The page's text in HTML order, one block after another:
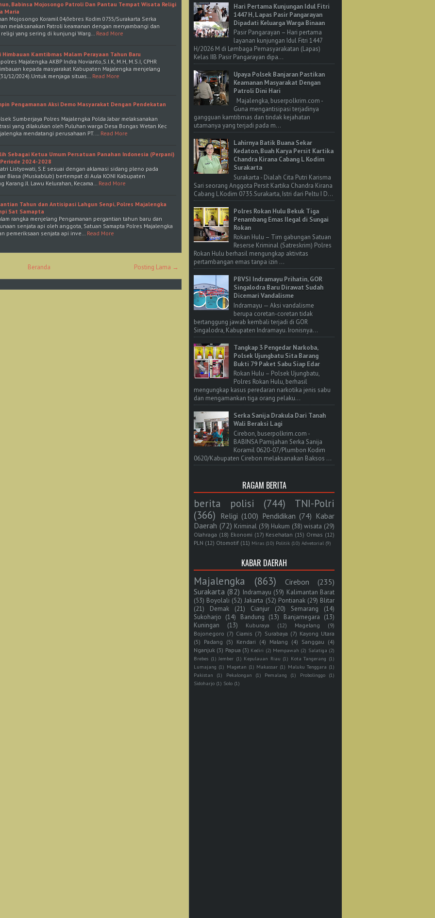
Babinsa Mojosongo Patroli Dan Pantau Tempat Wisata Religi
Maria
Mojosongo Koramil 04/Jebres Kodim 0735/Surakarta Serka
melaksanakan Patroli keamanan dengan menyambangi dan
yang sering di kunjungi Warg… Read More
Kamtibmas Malam Perayaan Tahun Baru
Majalengka AKBP Indra Novianto,S.I.K, M.H, M.S.I, CPHR
kepada masyarakat Kabupaten Majalengka menjelang
12/2024).Untuk menjaga situas… Read More
Pengamanan Aksi Demo Masyarakat Dengan Pendekatan
Sumberjaya Polres Majalengka Polda Jabar melaksanakan
yang dilakukan oleh Puluhan warga Desa Bongas Wetan Kec
mendatangi perusahaan PT.… Read More
Sebagai Ketua Umum Persatuan Panahan Indonesia (Perpani)
2024-2028
Listyowati, S.E sesuai dengan aklamasi sidang pleno pada
Biasa (Muskablub) bertempat di Aula KONI Kabupaten
Karang Jl. Lawu Kelurahan, Kecama… Read More
Tahun dan Antisipasi Lahgun Senpi, Polres Majalengka
Sat Samapta
rangka menjelang Pengamanan pergantian tahun baru dan
senjata api oleh anggota, Satuan Samapta Polres Majalengka
pemeriksaan senjata api inve… Read More
Posting Lama →
Beranda
Hari Pertama Kunjungan Idul Fitri
1447 H, Lapas Pasir Pangarayan
Dipadati Keluarga Warga Binaan
Pasir Pangarayan – Hari pertama
layanan kunjungan Idul Fitri 1447
H/2026 M di Lembaga Pemasyarakatan (Lapas)
Kelas IIB Pasir Pangarayan dipa...
Upaya Polsek Banjaran Pastikan
Keamanan Masyarakat Dengan
Patroli Dini Hari
Majalengka, buserpolkrim.com -
Guna mengantisipasi terjadinya
gangguan kamtibmas dan tindak kejahatan
utamanya yang terjadi pada m...
Lahirnya Batik Buana Sekar
Kedaton, Buah Karya Persit Kartika
Chandra Kirana Cabang L Kodim
Surakarta
Surakarta - Dialah Cita Putri Karisma
Sari seorang Anggota Persit Kartika Chandra Kirana
Cabang L Kodim 0735.Surakarta, Istri dari Peltu I D...
Polres Rokan Hulu Bekuk Tiga
Penambang Emas Ilegal di Sungai
Rokan
Rokan Hulu – Tim gabungan Satuan
Reserse Kriminal (Satreskrim) Polres
Rokan Hulu berhasil mengungkap aktivitas
pertambangan emas tanpa izin ...
PBVSI Indramayu Prihatin, GOR
Singalodra Baru Dirawat Sudah
Dicemari Vandalisme
Indramayu — Aksi vandalisme
berupa coretan-coretan tidak
bertanggung jawab kembali terjadi di GOR
Singalodra, Kabupaten Indramayu. Ironisnya...
Tangkap 3 Pengedar Narkoba,
Polsek Ujungbatu Sita Barang
Bukti 79 Paket Sabu Siap Edar
Rokan Hulu – Polsek Ujungbatu,
Polres Rokan Hulu, berhasil
mengungkap kasus peredaran narkotika jenis sabu
dan mengamankan tiga orang pelaku...
Serka Sanija Drakula Dari Tanah
Wali Beraksi Lagi
Cirebon, buserpolkrim.com -
BABINSA Pamijahan Serka Sanija
Koramil 0620-07/Plumbon Kodim
0620/Kabupaten Cirebon melaksanakan Baksos ...
RAGAM BERITA
berita polisi (744)
TNI-Polri
(366) Religi (100) Pendidikan (74) Kabar
Daerah (72) Kriminal (39) Hukum (38) wisata (29)
Olahraga (18) Ekonomi (17) Kesehatan (15) Ormas (12)
PLN (12) Otomotif (11) Miras (10) Politik (10) Advetorial (9)
KABAR DAERAH
Majalengka (863) Cirebon
(235)
Surakarta (82) Indramayu (59) Kalimantan Barat
(53) Boyolali (52) Jakarta (52) Pontianak (29) Blitar
(21)
Demak (21) Cianjur (20) Semarang
(14)
Sukoharjo (14) Bandung (13) Banjarnegara (13)
Kuningan
(13) Kuburaya (12) Magelang
(9)
Bojonegoro (7) Ciamis (7) Surabaya (7) Kayong Utara
(5) Padang (5) Kendari (4) Malang (4) Sanggau (4)
Nganjuk (3) Papua (3) Kediri (2) Mempawah (2) Salatiga (2)
Brebes (1) Jember (1) Kepulauan Riau (1) Kota Tangerang (1)
Lumajang (1) Magetan (1) Makassar (1) Maluku Tenggara (1)
Pakistan
(1) Pekalongan (1) Pemalang (1) Probolinggo (1)
Sidoharjo (1) Solo (1)